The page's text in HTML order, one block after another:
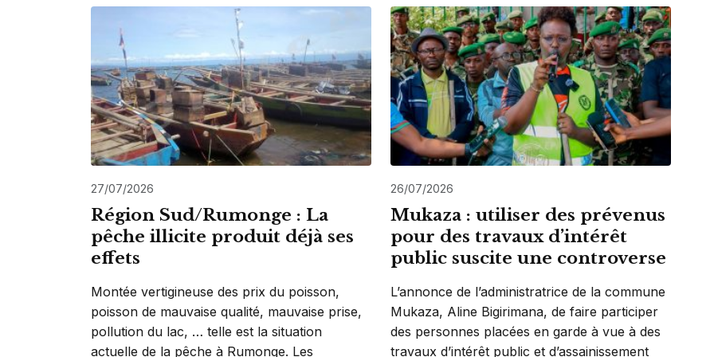
27/07/2026
Région Sud/Rumonge : La
pêche illicite produit déjà ses
effets
Montée vertigineuse des prix du poisson,
poisson de mauvaise qualité, mauvaise prise,
pollution du lac, … telle est la situation
actuelle de la pêche à Rumonge. Les
26/07/2026
Mukaza : utiliser des prévenus
pour des travaux d’intérêt
public suscite une controverse
L’annonce de l’administratrice de la commune
Mukaza, Aline Bigirimana, de faire participer
des personnes placées en garde à vue à des
travaux d’intérêt public et d’assainissement